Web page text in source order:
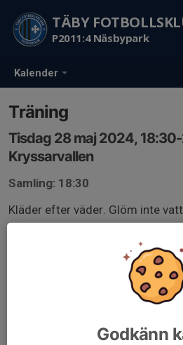
Kalender
TÄBY
P2011:4 Näsbypark
Träning
Tisdag 28 maj 2024,
Kryssarvallen
Samling: 18:30
Kläder efter väder. Glöm inte
18.35 Uppvärmning där plats
Godkänn